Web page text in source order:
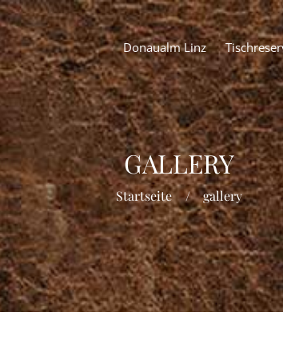
Donaualm Linz
GALLERY
Startseite gallery